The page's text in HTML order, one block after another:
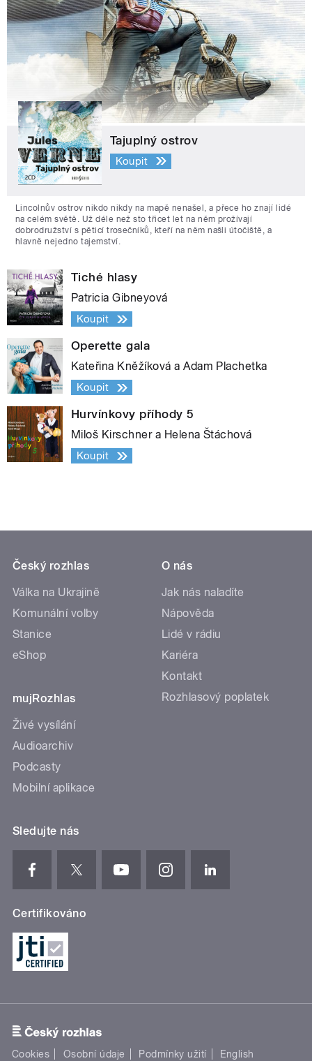
Tajuplný ostrov
Koupit
Lincolnův ostrov nikdo nikdy na mapě nenašel, a přece ho znají lidé
na celém světě. Už déle než sto třicet let na něm prožívají
dobrodružství s pěticí trosečníků, kteří na něm našli útočiště, a
hlavně nejedno tajemství.
Tiché hlasy
Patricia Gibneyová
Koupit
Operette gala
Kateřina Kněžíková a Adam Plachetka
Koupit
Hurvínkovy příhody 5
Miloš Kirschner a Helena Štáchová
Koupit
Český rozhlas
Válka na Ukrajině
Komunální volby
Stanice
eShop
mujRozhlas
Živé vysílání
Audioarchiv
Podcasty
Mobilní aplikace
O nás
Jak nás naladíte
Nápověda
Lidé v rádiu
Kariéra
Kontakt
Rozhlasový poplatek
Sledujte nás
Certifikováno
Cookies Osobní údaje Podmínky užití English